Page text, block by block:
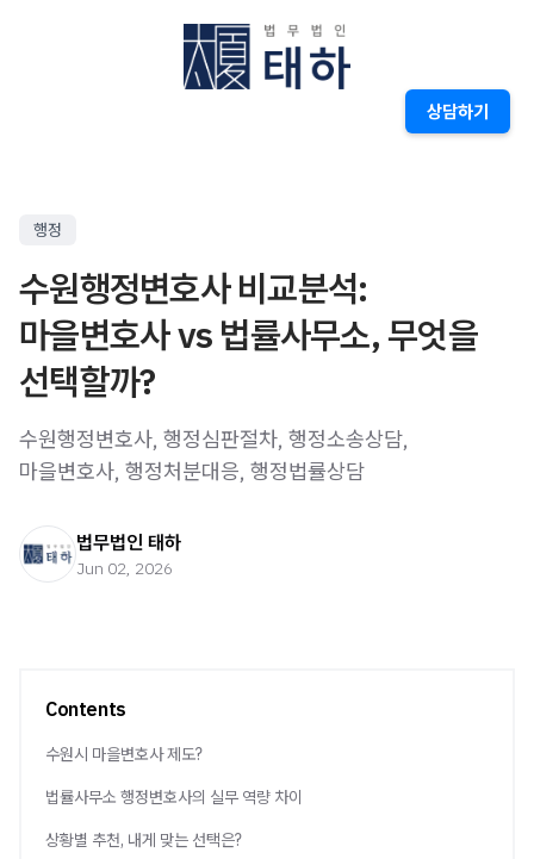
상담하기
행정
수원행정변호사 비교분석:
마을변호사 vs 법률사무소, 무엇을
선택할까?
수원행정변호사, 행정심판절차, 행정소송상담,
마을변호사, 행정처분대응, 행정법률상담
법무법인 태하
Jun 02, 2026
Contents
수원시 마을변호사 제도?
법률사무소 행정변호사의 실무 역량 차이
상황별 추천, 내게 맞는 선택은?